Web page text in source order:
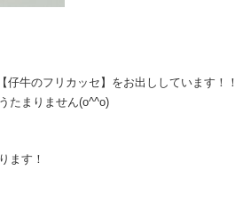
牛のフリカッセ】をお出ししています！！
たまりません(o^^o)
ます！